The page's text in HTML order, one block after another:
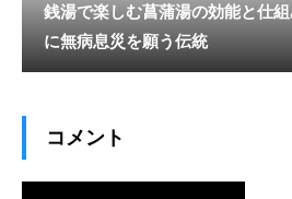
銭湯で楽しむ菖蒲湯の効能と仕
に無病息災を願う伝統
コメント